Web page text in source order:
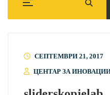
СЕПТЕМВРИ 21, 2017
ЦЕНТАР ЗА